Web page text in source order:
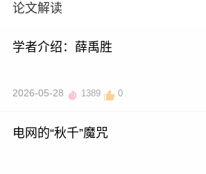
论文解读
学者介绍：薛禹胜
2026-05-28 1389 0
电网的“秋千”魔咒